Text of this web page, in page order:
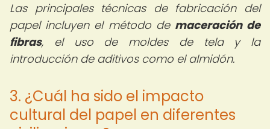
Las principales técnicas de fabricación del
papel incluyen el método de maceración de
fibras, el uso de moldes de tela y la
introducción de aditivos como el almidón.
3. ¿Cuál ha sido el impacto
cultural del papel en diferentes